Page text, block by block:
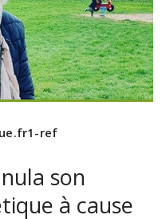
ref
son
à cause